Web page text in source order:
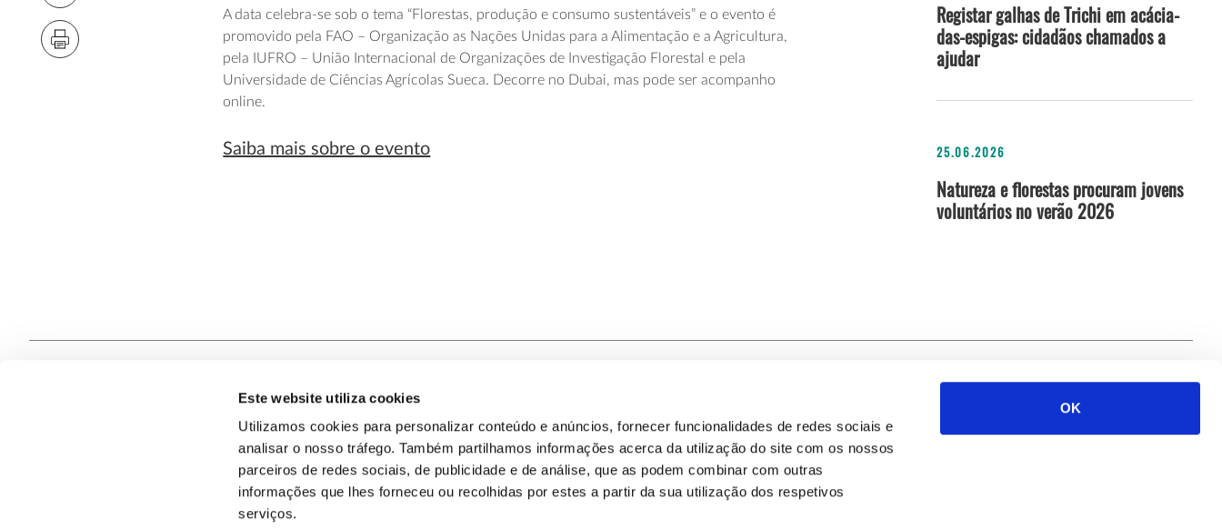
Este website utiliza cookies
Utilizamos cookies para personalizar conteúdo e anúncios, fornecer funcionalidades de redes sociais e
analisar o nosso tráfego. Também partilhamos informações acerca da utilização do site com os nossos
parceiros de redes sociais, de publicidade e de análise, que as podem combinar com outras
informações que lhes forneceu ou recolhidas por estes a partir da sua utilização dos respetivos
serviços.
OK
A data celebra-se sob o tema “Florestas, produção e consumo sustentáveis” e o evento é
promovido pela FAO – Organização as Nações Unidas para a Alimentação e a Agricultura,
pela IUFRO – União Internacional de Organizações de Investigação Florestal e pela
Universidade de Ciências Agrícolas Sueca. Decorre no Dubai, mas pode ser acompanho
online.
Saiba mais sobre o evento
Registar galhas de Trichi em acácia-
das-espigas: cidadãos chamados a
ajudar
25.06.2026
Natureza e florestas procuram jovens
voluntários no verão 2026
Contacte-nos
Quem Somos
Política de Privacidade
Política de Cookies